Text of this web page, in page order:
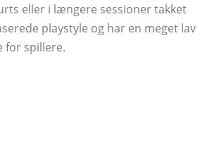
eller i længere sessioner takket
playstyle og har en meget lav
for spillere.